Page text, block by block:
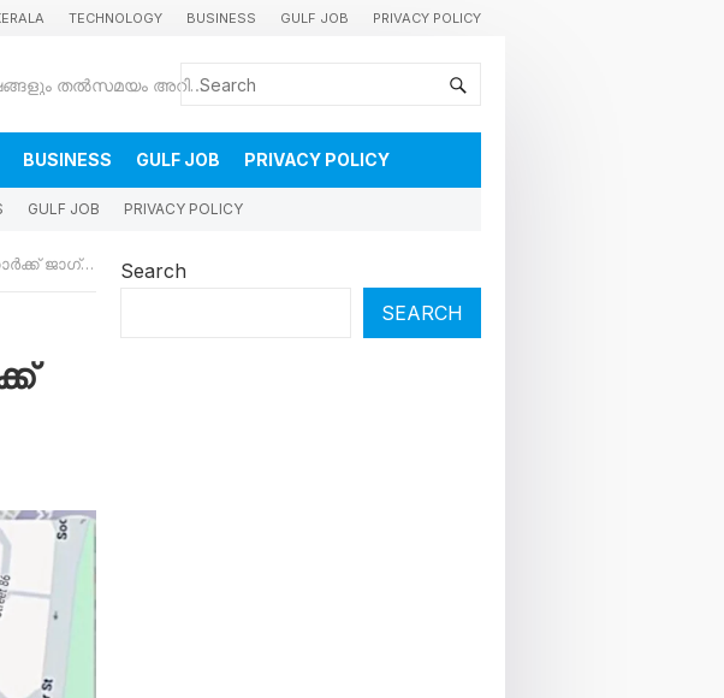
TECHNOLOGY BUSINESS GULF JOB PRIVACY POLICY
കുവൈറ്റിലെ വാർത്തകളും വിശേഷങ്ങളും തൽസമയം അറിയാൻ
BUSINESS GULF JOB PRIVACY POLICY
GULF JOB PRIVACY POLICY
Search
SEARCH